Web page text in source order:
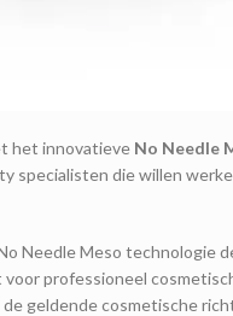
het innovatieve No Needle
specialisten die willen
Needle Meso technologie
professioneel
geldende cosmetische